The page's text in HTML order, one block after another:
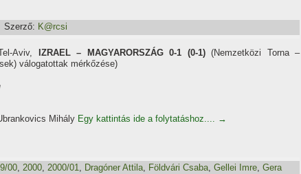
Szerző: K@rcsi
Aviv, IZRAEL – MAGYARORSZÁG 0-1 (0-1)(Nemzetközi Torna –
válogatottak mérkőzése)
Mihály Egy kattintás ide a folytatáshoz.... →
00, 2000, 2000/01, Dragóner Attila, Földvári Csaba, Gellei Imre, Gera